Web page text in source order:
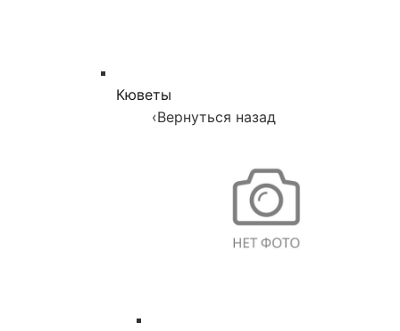
Кюветы
‹Вернуться назад